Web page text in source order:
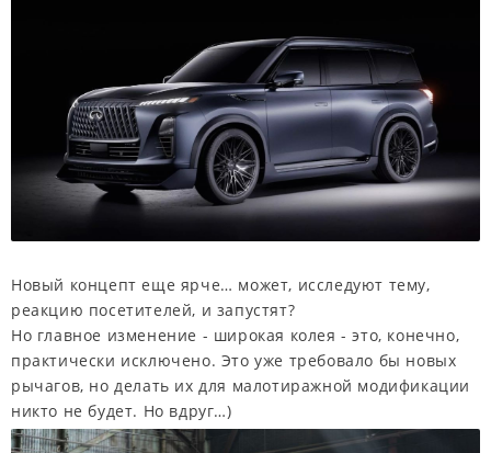
Новый концепт еще ярче… может, исследуют тему,
реакцию посетителей, и запустят?
Но главное изменение - широкая колея - это, конечно,
практически исключено. Это уже требовало бы новых
рычагов, но делать их для малотиражной модификации
никто не будет. Но вдруг…)